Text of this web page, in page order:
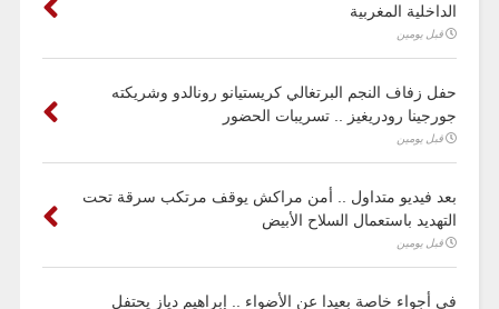
الداخلية المغربية
قبل يومين
حفل زفاف النجم البرتغالي كريستيانو رونالدو وشريكته
جورجينا رودريغيز .. تسريبات الحضور
قبل يومين
بعد فيديو متداول .. أمن مراكش يوقف مرتكب سرقة تحت
التهديد باستعمال السلاح الأبيض
قبل يومين
في أجواء خاصة بعيدا عن الأضواء .. إبراهيم دياز يحتفل